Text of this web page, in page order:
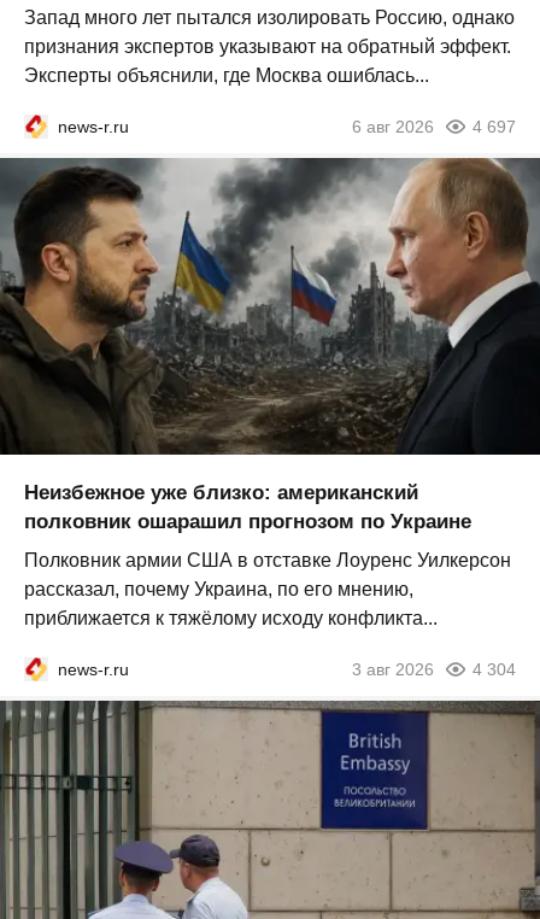
Запад много лет пытался изолировать Россию, однако
признания экспертов указывают на обратный эффект.
Эксперты объяснили, где Москва ошиблась...
news-r.ru 6 авг 2026 4 697
Неизбежное уже близко: американский
полковник ошарашил прогнозом по Украине
Полковник армии США в отставке Лоуренс Уилкерсон
рассказал, почему Украина, по его мнению,
приближается к тяжёлому исходу конфликта...
news-r.ru 3 авг 2026 4 304